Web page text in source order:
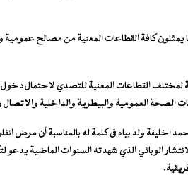
كافة القطاعات المعنية من مصالح
لمختلف القطاعات المعنية للتصدي لاحتمال
الصحة العمومية والبيطرية والداخلية
اخليفة ولد بياه فى كلمة له بالمناسبة أن مرض
الوبائي الذي شهدته السنوات الماضية يدعو